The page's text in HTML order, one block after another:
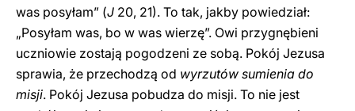
was posyłam” (J 20, 21). To tak, jakby powiedział:
„Posyłam was, bo w was wierzę”. Owi przygnębieni
uczniowie zostają pogodzeni ze sobą. Pokój Jezusa
sprawia, że przechodzą od wyrzutów sumienia do
misji. Pokój Jezusa pobudza do misji. To nie jest